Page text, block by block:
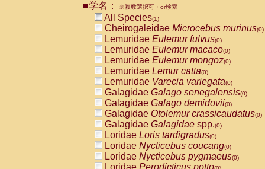
CebidaeCebus nigrivittatus
CebidaeCebus
CebidaeSaimiri boliviensis(0)
CebidaeSaimiri sciureus(0)
AtelidaeAlouatta caraya(0)
AtelidaeAlouatta fusca(0)
AtelidaeAlouatta seniculus
AtelidaeAlouattaspp.(0)
AtelidaeAteles belzebuth(0)
AtelidaeAteles geoffroyi(0)
AtelidaeAteles paniscus(0)
AtelidaeAtelesspp.(0)
Atelidae Lagothrix lagothricha
AtelidaeLagothrix lagothricha cana
PitheciidaeCacajao calvus
PitheciidaeCallicebus cupreus
■学名： ※複数選択可・or検索
All Species(1)
Cheirogaleidae Microcebus murinus(0)
Lemuridae Eulemur fulvus(0)
Lemuridae Eulemur macaco(0)
Lemuridae Eulemur mongoz(0)
Lemuridae Lemur catta(0)
Lemuridae Varecia variegata(0)
Galagidae Galago senegalensis(0)
Galagidae Galago demidovii(0)
Galagidae Otolemur crassicaudatus(0)
Galagidae Galagidae spp.(0)
Loridae Loris tardigradus(0)
Loridae Nycticebus coucang(0)
Loridae Nycticebus pygmaeus(0)
Loridae Perodicticus potto